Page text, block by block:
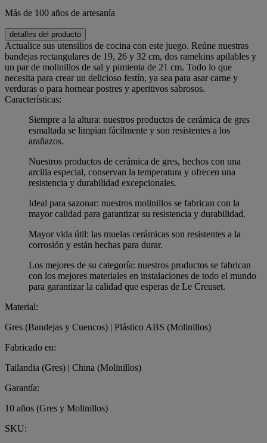
Más de 100 años de artesanía
detalles del producto
Actualice sus utensilios de cocina con este juego. Reúne nuestras
bandejas rectangulares de 19, 26 y 32 cm, dos ramekins apilables y
un par de molinillos de sal y pimienta de 21 cm. Todo lo que
necesita para crear un delicioso festín, ya sea para asar carne y
verduras o para hornear postres y aperitivos sabrosos.
Características:
Siempre a la altura: nuestros productos de cerámica de gres
esmaltada se limpian fácilmente y son resistentes a los
arañazos.
Nuestros productos de cerámica de gres, hechos con una
arcilla especial, conservan la temperatura y ofrecen una
resistencia y durabilidad excepcionales.
Ideal para sazonar: nuestros molinillos se fabrican con la
mayor calidad para garantizar su resistencia y durabilidad.
Mayor vida útil: las muelas cerámicas son resistentes a la
corrosión y están hechas para durar.
Los mejores de su categoría: nuestros productos se fabrican
con los mejores materiales en instalaciones de todo el mundo
para garantizar la calidad que esperas de Le Creuset.
Material:
Gres (Bandejas y Cuencos) | Plástico ABS (Molinillos)
Fabricado en:
Tailandia (Gres) | China (Molinillos)
Garantía:
10 años (Gres y Molinillos)
SKU: